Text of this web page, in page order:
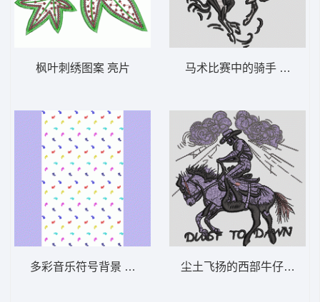
枫叶刺绣图案 亮片
多彩音乐符号背景 小猫 匹绣
马术比赛中的骑手 西部牛
尘土飞扬的西部牛仔 骑马